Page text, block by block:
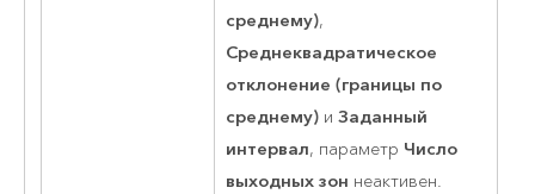
среднему),
Среднеквадратическое
отклонение (границы по
среднему)и Заданный
интервал, параметр Число
выходных зон неактивен.